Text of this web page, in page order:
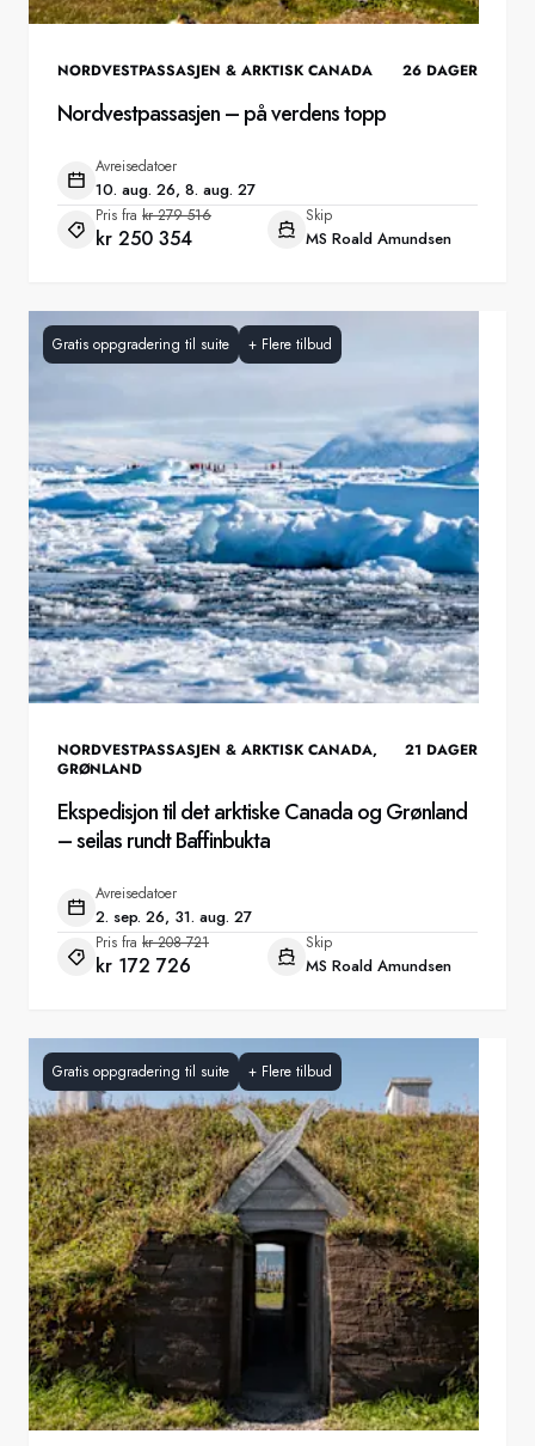
NORDVESTPASSASJEN & ARKTISK CANADA 26 DAGER
Nordvestpassasjen – på verdens topp
Avreisedatoer
10. aug. 26, 8. aug. 27
Pris fra kr 279 516
kr 250 354
Skip
MS Roald Amundsen
Gratis oppgradering til suite + Flere tilbud
NORDVESTPASSASJEN & ARKTISK CANADA,
GRØNLAND
21 DAGER
Ekspedisjon til det arktiske Canada og Grønland
– seilas rundt Baffinbukta
Avreisedatoer
2. sep. 26, 31. aug. 27
Pris fra kr 208 721
kr 172 726
Skip
MS Roald Amundsen
Gratis oppgradering til suite + Flere tilbud